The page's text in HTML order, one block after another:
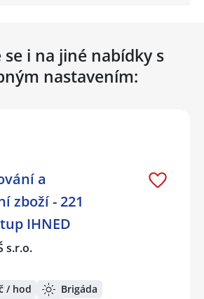
se i na jiné nabídky s
nastavením:
a
zboží - 221
IHNED
s.r.o.
/ hod Brigáda